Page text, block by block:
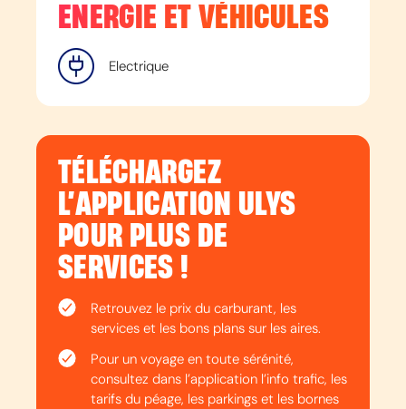
ENERGIE ET VÉHICULES
Electrique
TÉLÉCHARGEZ
L’APPLICATION ULYS
POUR PLUS DE
SERVICES !
Retrouvez le prix du carburant, les
services et les bons plans sur les aires.
Pour un voyage en toute sérénité,
consultez dans l’application l’info trafic, les
tarifs du péage, les parkings et les bornes